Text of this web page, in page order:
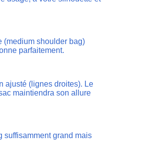
(medium shoulder bag)
parfaitement.
ajusté (lignes droites). Le
maintiendra son allure
suffisamment grand mais